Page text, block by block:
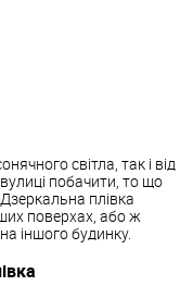
світла, так і від
побачити, то що
плівка
поверхах, або ж
іншого будинку.